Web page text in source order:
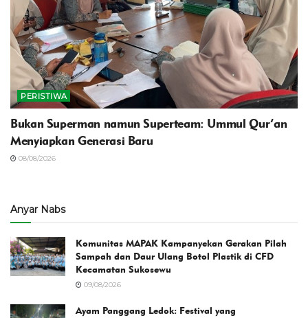
PERISTIWA
Bukan Superman namun Superteam: Ummul Qur’an
Menyiapkan Generasi Baru
08/08/2026
Anyar Nabs
Komunitas MAPAK Kampanyekan Gerakan Pilah
Sampah dan Daur Ulang Botol Plastik di CFD
Kecamatan Sukosewu
09/08/2026
Ayam Panggang Ledok: Festival yang